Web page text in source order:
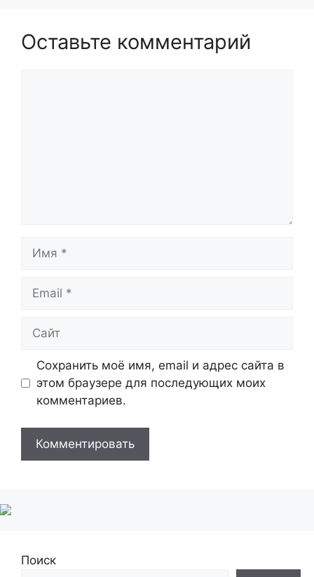
Оставьте комментарий
Имя
Email
Сайт
Сохранить моё имя, email и адрес сайта в
этом браузере для последующих моих
комментариев.
Поиск